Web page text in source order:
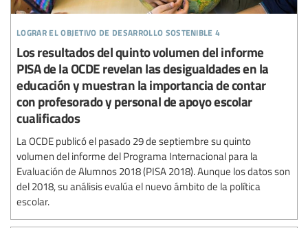
lograr el objetivo de desarrollo sostenible 4
Los resultados del quinto volumen del informe
PISA de la OCDE revelan las desigualdades en la
educación y muestran la importancia de contar
con profesorado y personal de apoyo escolar
cualificados
La OCDE publicó el pasado 29 de septiembre su quinto
volumen del informe del Programa Internacional para la
Evaluación de Alumnos 2018 (PISA 2018). Aunque los datos son
del 2018, su análisis evalúa el nuevo ámbito de la política
escolar.